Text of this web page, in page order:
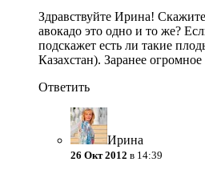
Здравствуйте Ирина!
авокадо это одно и то же?
подскажет есть ли такие
Казахстан). Заранее
Ответить
Ирина
26 Окт 2012 в 14:39